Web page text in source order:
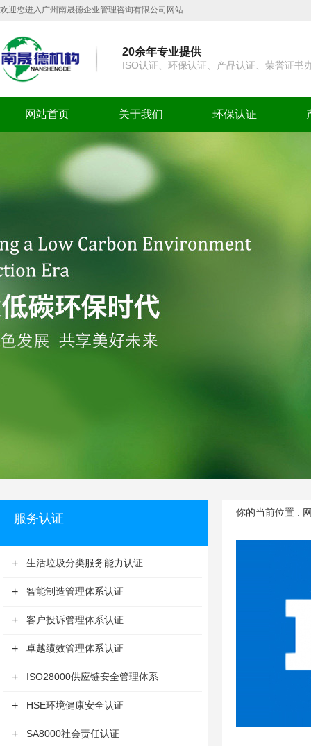
欢迎您进入广州南晟德企业管理咨询有限公司网站
20余年专业提供
ISO认证、环保认证、产品认证、荣誉证书
网站首页 关于我们 环保认证
服务认证
+ 生活垃圾分类服务能力认证
+ 智能制造管理体系认证
+ 客户投诉管理体系认证
+ 卓越绩效管理体系认证
+ ISO28000供应链安全管理体系
+ HSE环境健康安全认证
+ SA8000社会责任认证
你的当前位置 :